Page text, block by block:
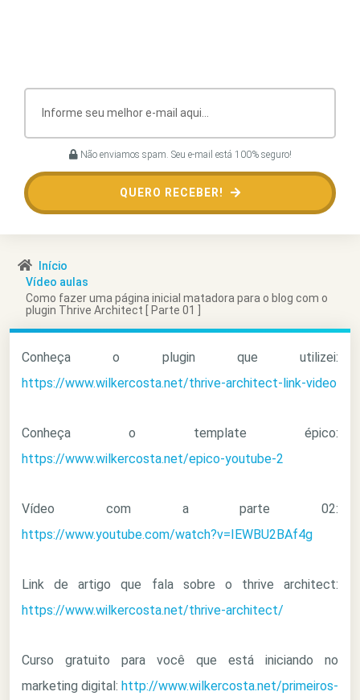
Não enviamos spam. Seu e-mail está 100% seguro!
QUERO RECEBER!
Início
Vídeo aulas
Como fazer uma página inicial matadora para o blog com o
plugin Thrive Architect [ Parte 01 ]
Conheça o plugin que utilizei:
https://www.wilkercosta.net/thrive-architect-link-video
Conheça o template épico:
https://www.wilkercosta.net/epico-youtube-2
Vídeo com a parte 02:
https://www.youtube.com/watch?v=IEWBU2BAf4g
Link de artigo que fala sobre o thrive architect:
https://www.wilkercosta.net/thrive-architect/
Curso gratuito para você que está iniciando no
marketing digital: http://www.wilkercosta.net/primeiros-